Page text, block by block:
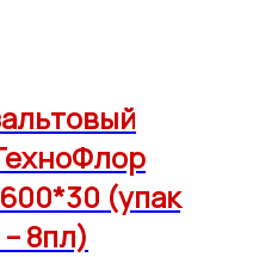
(упак
8пл)